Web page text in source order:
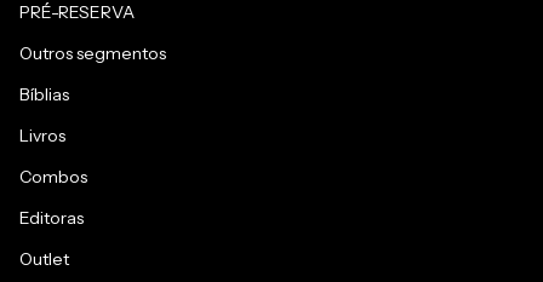
PRÉ-RESERVA
Outros segmentos
Bíblias
Livros
Combos
Editoras
Outlet